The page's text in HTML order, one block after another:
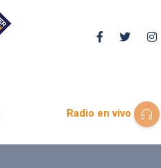
Radio en vivo